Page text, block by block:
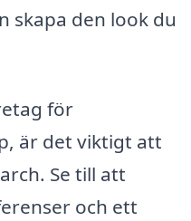
skapa den look du
för
är det viktigt att
Se till att
och ett